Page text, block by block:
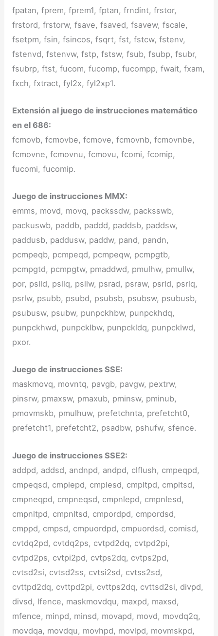
fpatan, fprem, fprem1, fptan, frndint, frstor,
frstord, frstorw, fsave, fsaved, fsavew, fscale,
fsetpm, fsin, fsincos, fsqrt, fst, fstcw, fstenv,
fstenvd, fstenvw, fstp, fstsw, fsub, fsubp, fsubr,
fsubrp, ftst, fucom, fucomp, fucompp, fwait, fxam,
fxch, fxtract, fyl2x, fyl2xp1.
Extensión al juego de instrucciones matemático
en el 686:
fcmovb, fcmovbe, fcmove, fcmovnb, fcmovnbe,
fcmovne, fcmovnu, fcmovu, fcomi, fcomip,
fucomi, fucomip.
Juego de instrucciones MMX:
emms, movd, movq, packssdw, packsswb,
packuswb, paddb, paddd, paddsb, paddsw,
paddusb, paddusw, paddw, pand, pandn,
pcmpeqb, pcmpeqd, pcmpeqw, pcmpgtb,
pcmpgtd, pcmpgtw, pmaddwd, pmulhw, pmullw,
por, pslld, psllq, psllw, psrad, psraw, psrld, psrlq,
psrlw, psubb, psubd, psubsb, psubsw, psubusb,
psubusw, psubw, punpckhbw, punpckhdq,
punpckhwd, punpcklbw, punpckldq, punpcklwd,
pxor.
Juego de instrucciones SSE:
maskmovq, movntq, pavgb, pavgw, pextrw,
pinsrw, pmaxsw, pmaxub, pminsw, pminub,
pmovmskb, pmulhuw, prefetchnta, prefetcht0,
prefetcht1, prefetcht2, psadbw, pshufw, sfence.
Juego de instrucciones SSE2:
addpd, addsd, andnpd, andpd, clflush, cmpeqpd,
cmpeqsd, cmplepd, cmplesd, cmpltpd, cmpltsd,
cmpneqpd, cmpneqsd, cmpnlepd, cmpnlesd,
cmpnltpd, cmpnltsd, cmpordpd, cmpordsd,
cmppd, cmpsd, cmpuordpd, cmpuordsd, comisd,
cvtdq2pd, cvtdq2ps, cvtpd2dq, cvtpd2pi,
cvtpd2ps, cvtpi2pd, cvtps2dq, cvtps2pd,
cvtsd2si, cvtsd2ss, cvtsi2sd, cvtss2sd,
cvttpd2dq, cvttpd2pi, cvttps2dq, cvttsd2si, divpd,
divsd, lfence, maskmovdqu, maxpd, maxsd,
mfence, minpd, minsd, movapd, movd, movdq2q,
movdqa, movdqu, movhpd, movlpd, movmskpd,